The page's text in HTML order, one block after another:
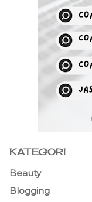
KATEGORI
Beauty
Blogging